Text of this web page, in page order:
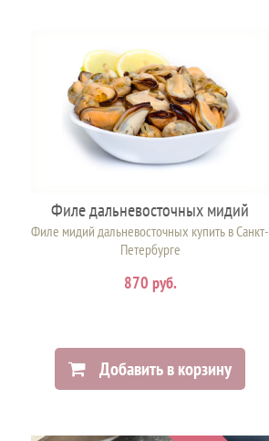
Филе дальневосточных мидий
Филе мидий дальневосточных купить в Санкт-
Петербурге
870 руб.
Добавить в корзину